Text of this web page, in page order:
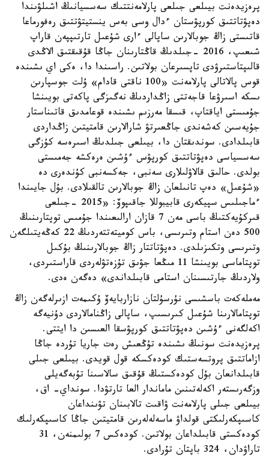
پرەزيدەنت بيىلعى جىلعى پارلامەنتتىك سەسسيانىڭ اشىلۋىندا
دەپۋتاتتىق كورپۋستان ءدال وسى بەس ينستيتۋتتىق رەفورماعا
قاتىستى زاڭ جوبالارىن ساپالى ءارى شۇعىل تارتىپپەن قاراپ
شىعىپ، 2016 -جىلدىڭ قاڭتارىنان جاڭا قۇقىقتىق الاڭدى
قالىپتاستىرۋدى تاپسىرعان بولاتىن. راسىندا دا، ەكى اي ىشىندە
قوس پالاتالى پارلامەنت «100 ناقتى قادام» ۇلت جوسپارىن
ىسكە اسىرۋعا قاجەتتى زاڭداردىڭ نەگىزگى پاكەتى بويىنشا
جۇمىستى اياقتاپ، قىسقا مەرزىم ىشىندە قوعامدىق قاتىناستار
جۇيەسىن كەشەندى جاڭعىرتۋ شارالارىن قامتيتىن زاڭداردى
قابىلدادى. سوندىقتان دا، بيىلعى جىلدىڭ اسىرەسە كۇزگى
سەسسياسى دەپۋتاتتىق كورپۋس ءۇشىن ەرەكشە جەمىستى
بولدى. حالىق قالاۋلىلارى سەنبى، جەكسەنبى كۇندەرى دە
«شۇعىل» دەپ تانىلعان زاڭ جوبالارىن تالقىلادى. بۇل جايىندا
ءماجىلىس سپيكەرى قابيبوللا جاقىپوۆ: «2015 -جىلعى
قىركۇيەكتىڭ باسى مەن 7 قازان ارالىعىندا جۇمىس توپتارىنىڭ
500 دەن استام وتىرىسى، باس كوميتەتتەردىڭ 22 كەڭەيتىلگەن
وتىرىسى وتكىزىلدى. دەپۋتاتتار زاڭ جوبالارىنىڭ بۇكىل
توپتاماسى بويىنشا 11 مىڭعا جۋىق تۇزەتۋلەردى قاراستىردى،
ولاردىڭ جارتىسىنان استامى قابىلداندى» دەگەن ەدى.
مەملەكەت باسشىسى نۇرسۇلتان نازاربايەۆ ۇكىمەت ازىرلەگەن زاڭ
توپتامالارىنا شۇعىل كىرىسىپ، ساپالى زاڭنامالاردى دۇنيەگە
اكەلگەنى ءۇشىن دەپۋتاتتىق كورپۋسقا العىسىن دا ايتتى.
پرەزيدەنت سونىڭ ىشىندە تۇڭعىش رەت جاريا تۇردە جاڭا
ازاماتتىق پروتسەستىك كودەكسكە قول قويدى. بيىلعى جىلى
قابىلدانعان بۇل كودەكستىڭ قۇقىق سالاسىنا تۇبەگەيلى
وزگەرىستەر اكەلەتىنىن ماماندار العا تارتۋدا. سونداي- اق،
بيىلعى جىلى پارلامەنت ۋاقىت تالابىنان تۋىنداعان
كاسىپكەرلىكتى قولداۋ ماسەلەلەرىن قامتيتىن جاڭا كاسىپكەرلىك
كودەكستى قابىلداعان بولاتىن. كودەكس 7 بولىمنەن، 31
تاراۋدان، 324 باپتان تۇرادى.